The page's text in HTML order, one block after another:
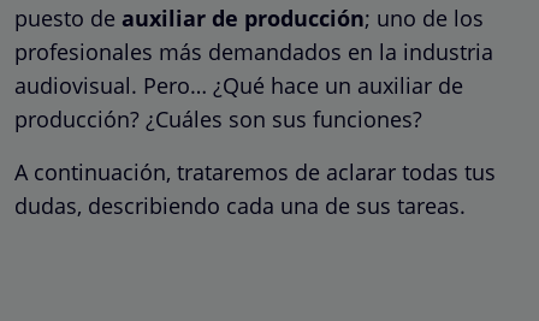
puesto de auxiliar de producción; uno de los
profesionales más demandados en la industria
audiovisual. Pero… ¿Qué hace un auxiliar de
producción? ¿Cuáles son sus funciones?
A continuación, trataremos de aclarar todas tus
dudas, describiendo cada una de sus tareas.